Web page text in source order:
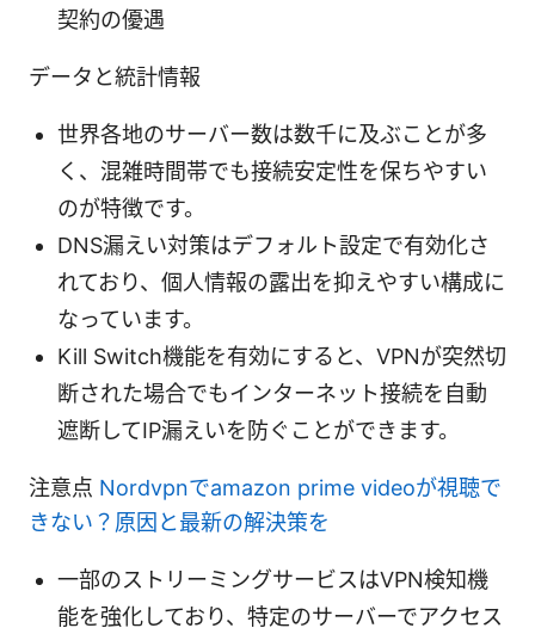
契約の優遇
データと統計情報
世界各地のサーバー数は数千に及ぶことが多
く、混雑時間帯でも接続安定性を保ちやすい
のが特徴です。
DNS漏えい対策はデフォルト設定で有効化さ
れており、個人情報の露出を抑えやすい構成に
なっています。
Kill Switch機能を有効にすると、VPNが突然切
断された場合でもインターネット接続を自動
遮断してIP漏えいを防ぐことができます。
注意点 Nordvpnでamazon prime videoが視聴で
きない？原因と最新の解決策を
一部のストリーミングサービスはVPN検知機
能を強化しており、特定のサーバーでアクセス